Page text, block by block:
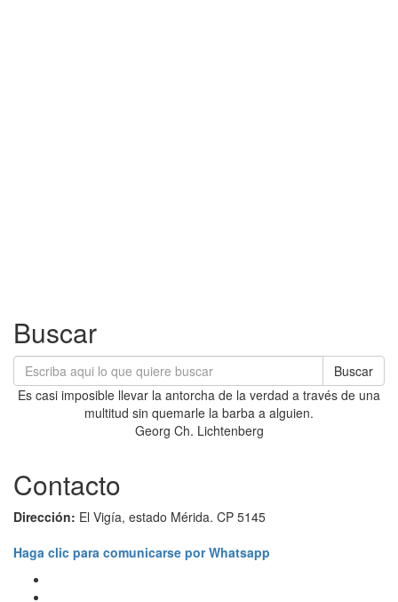
Buscar
Buscar
Es casi imposible llevar la antorcha de la verdad a través de una
multitud sin quemarle la barba a alguien.
Georg Ch. Lichtenberg
Contacto
Dirección: El Vigía, estado Mérida. CP 5145
Haga clic para comunicarse por Whatsapp